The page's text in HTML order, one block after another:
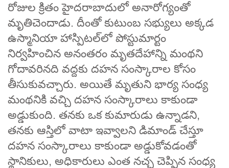
రోజుల క్రితం హైదరాబాదులో అనారోగ్యంతో
మృతిచెందాడు. దీంతో కుటుంబ సభ్యులు అక్కడ
ఉస్మానియా హాస్పిటల్‌లో పోస్టుమార్టం
నిర్వహించిన అనంతరం మృతదేహాన్ని మంథని
గోదావరినది వద్దకు దహన సంస్కారాల కోసం
తీసుకువచ్చారు. అయితే మృతుని భార్య సంధ్య
మంథనికి వచ్చి దహన సంస్కారాలు కాకుండా
అడ్డుకుంది. తనకు ఒక కుమారుడు ఉన్నాడని,
తనకు ఆస్తిలో వాటా ఇవ్వాలని డిమాండ్ చేస్తూ
దహన సంస్కారాలు కాకుండా అడ్డుకోవడంతో
స్థానికులు, అధికారులు ఎంత నచ్చ చెప్పిన సంధ్య